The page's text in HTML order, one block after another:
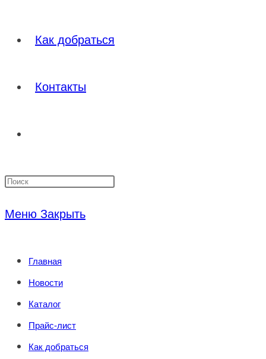
Как добраться
Контакты
поиск
сайту
Нажмите
Меню Закрыть
Главная
Новости
Каталог
Прайс-лист
Как добраться